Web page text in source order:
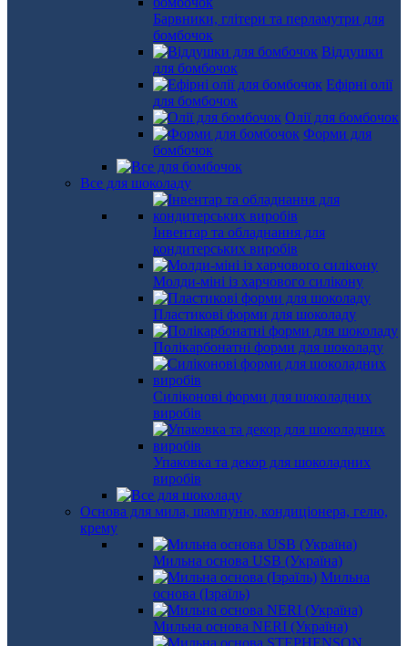
Барвники, глітери та перламутри для
бомбочок
Віддушки
для бомбочок
Ефірні олії
для бомбочок
Олії для бомбочок
Форми для
бомбочок
Все для шоколаду
Інвентар та обладнання для
кондитерських виробів
Молди-міні із харчового силікону
Пластикові форми для шоколаду
Полікарбонатні форми для шоколаду
Силіконові форми для шоколадних
виробів
Упаковка та декор для шоколадних
виробів
Основа для мила, шампуню, кондиціонера, гелю,
крему
Мильна основа USB (Україна)
Мильна
основа (Ізраїль)
Мильна основа NERI (Україна)